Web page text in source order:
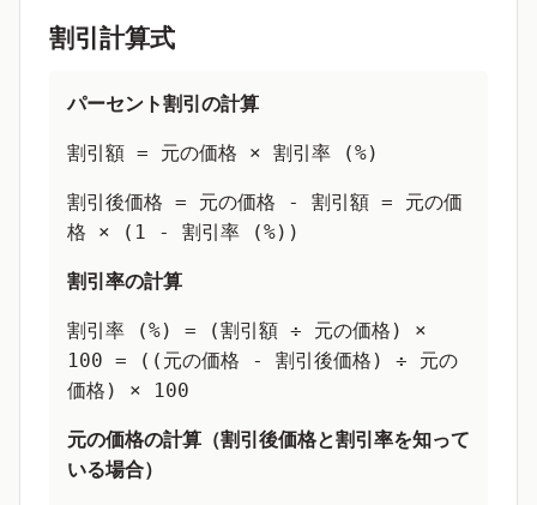
割引計算式
パーセント割引の計算
割引額 = 元の価格 × 割引率 (%)
割引後価格 = 元の価格 - 割引額 = 元の価
格 × (1 - 割引率 (%))
割引率の計算
割引率 (%) = (割引額 ÷ 元の価格) ×
100 = ((元の価格 - 割引後価格) ÷ 元の
価格) × 100
元の価格の計算（割引後価格と割引率を知って
いる場合）